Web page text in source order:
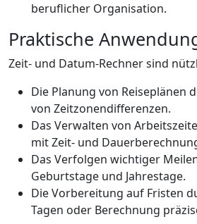
beruflicher Organisation.
Praktische
Zeit- und Datum-Rechner sind
Die Planung von Reiseplänen
von Zeitzonendifferenzen.
Das Verwalten von
mit Zeit- und
Das Verfolgen wichtiger
Geburtstage und Jahrestage.
Die Vorbereitung auf Fristen
Tagen oder Berechnung